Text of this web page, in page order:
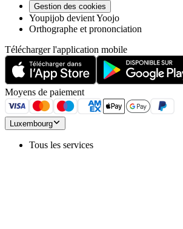
Gestion des cookies
Youpijob devient Yoojo
Orthographe et prononciation
Télécharger l'application mobile
Moyens de paiement
Luxembourg
Tous les services